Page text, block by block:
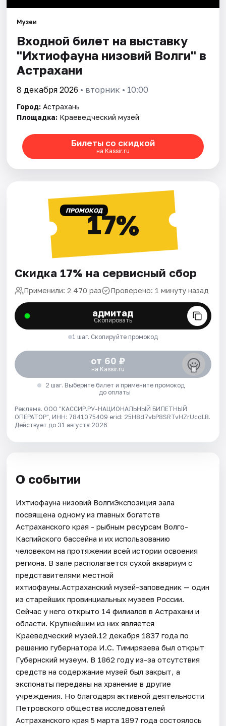
Музеи
Входной билет на выставку
"Ихтиофауна низовий Волги" в
Астрахани
8 декабря 2026 • вторник • 10:00
Город: Астрахань
Площадка: Краеведческий музей
Билеты со скидкой
на Kassir.ru
ПРОМОКОД17%
Скидка 17% на сервисный сбор
Применили: 2 470 раз Проверено: 1 минуту назад
адмитад
Скопировать
1 шаг. Скопируйте промокод
от 60 ₽
на Kassir.ru
2 шаг. Выберите билет и примените промокод
до оплаты
Реклама. ООО "КАССИР.РУ-НАЦИОНАЛЬНЫЙ БИЛЕТНЫЙ
ОПЕРАТОР", ИНН: 7841075409 erid: 25H8d7vbP8SRTvHZrUcdLB.
Действует до 31 августа 2026
О событии
Ихтиофауна низовий ВолгиЭкспозиция зала
посвящена одному из главных богатств
Астраханского края - рыбным ресурсам Волго-
Каспийского бассейна и их использованию
человеком на протяжении всей истории освоения
региона. В зале располагается сухой аквариум с
представителями местной
ихтиофауны.Астраханский музей-заповедник — один
из старейших провинциальных музеев России.
Сейчас у него открыто 14 филиалов в Астрахани и
области. Крупнейшим из них является
Краеведческий музей.12 декабря 1837 года по
решению губернатора И.С. Тимирязева был открыт
Губернский музеум. В 1862 году из-за отсутствия
средств на содержание музей был закрыт, а
экспонаты переданы на хранение в другие
учреждения. Но благодаря активной деятельности
Петровского общества исследователей
Астраханского края 5 марта 1897 года состоялось